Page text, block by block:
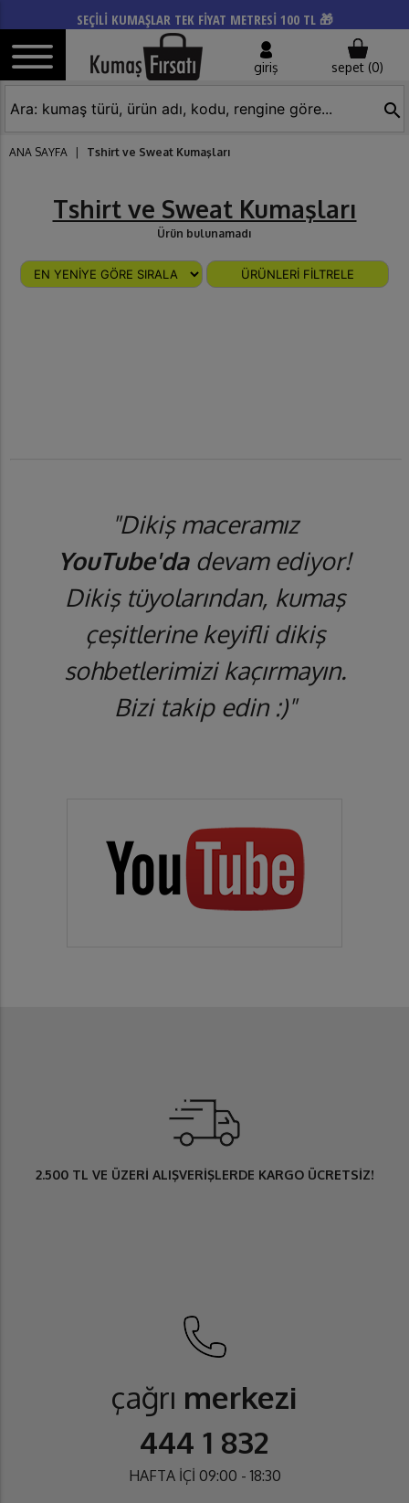
SEÇİLİ KUMAŞLAR TEK FİYAT METRESİ 100 TL 🎁
giriş sepet (0)
search
ANA SAYFA Tshirt ve Sweat Kumaşları
Tshirt ve Sweat Kumaşları
Ürün bulunamadı
ÜRÜNLERİ FİLTRELE
"Dikiş maceramız
YouTube'dadevam ediyor!
Dikiş tüyolarından, kumaş
çeşitlerine keyifli dikiş
sohbetlerimizi kaçırmayın.
Bizi takip edin :)"
2.500 TL VE ÜZERİ ALIŞVERİŞLERDE KARGO ÜCRETSİZ!
çağrı merkezi
444 1 832
HAFTA İÇİ 09:00 - 18:30